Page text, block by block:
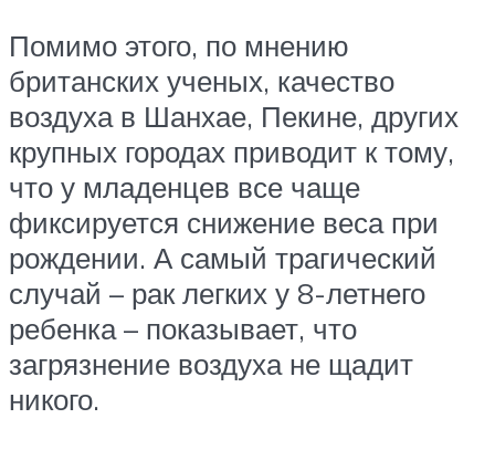
Помимо этого, по мнению
британских ученых, качество
воздуха в Шанхае, Пекине, других
крупных городах приводит к тому,
что у младенцев все чаще
фиксируется снижение веса при
рождении. А самый трагический
случай – рак легких у 8-летнего
ребенка – показывает, что
загрязнение воздуха не щадит
никого.